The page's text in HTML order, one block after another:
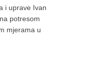
i uprave Ivan
potresom
mjerama u